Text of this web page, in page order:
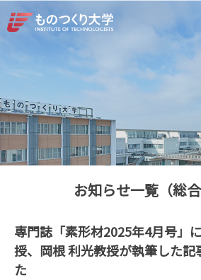
お知らせ一覧（総
専門誌「素形材2025年4月号」
授、岡根 利光教授が執筆した記
た